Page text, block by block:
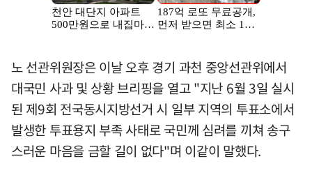
노 선관위원장은 이날 오후 경기 과천 중앙선관위에서
대국민 사과 및 상황 브리핑을 열고 "지난 6월 3일 실시
된 제9회 전국동시지방선거 시 일부 지역의 투표소에서
발생한 투표용지 부족 사태로 국민께 심려를 끼쳐 송구
스러운 마음을 금할 길이 없다"며 이같이 말했다.